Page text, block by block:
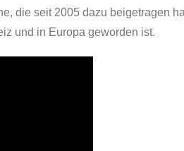
die seit 2005 dazu beigetragen
und in Europa geworden ist.